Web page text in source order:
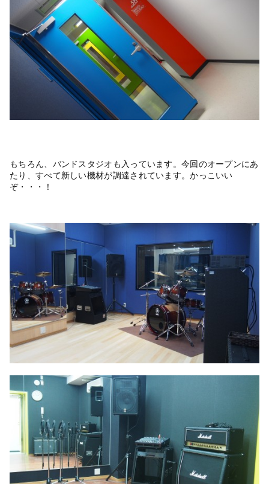
もちろん、バンドスタジオも入っています。今回のオープンにあ
たり、すべて新しい機材が調達されています。かっこいい
ぞ・・・！